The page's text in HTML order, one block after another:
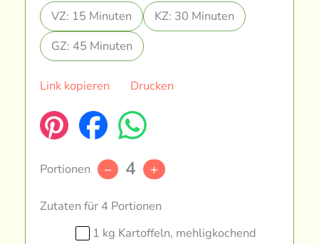
VZ: 15 Minuten
KZ: 30 Minuten
GZ: 45 Minuten
Link kopieren Drucken
Portionen – 4 +
Zutaten für 4 Portionen
1 kg Kartoffeln, mehligkochend